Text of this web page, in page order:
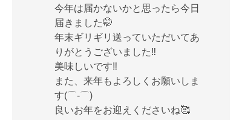
今年は届かないかと思ったら今日
届きました🤭
年末ギリギリ送っていただいてあ
りがとうございました‼️
美味しいです‼️
また、来年もよろしくお願いしま
す(⌒‐⌒)
良いお年をお迎えくださいね🥰